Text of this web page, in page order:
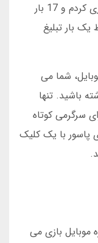
ثبت نام. در نسخه معمولی، 35 دقیقه بازی کردم و 17 بار
بار تبلیغ
شما می
باشید. تنها
سرگرمی کوتاه
با یک کلیک
موبایل بازی می